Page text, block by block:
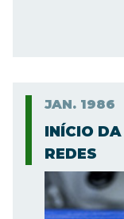
JAN. 1986
INÍCIO
REDES